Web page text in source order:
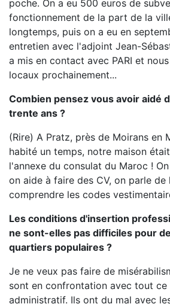
poche. On a eu 500 euros de
fonctionnement de la part de la
longtemps, puis on a eu en
entretien avec l'adjoint Jean-
a mis en contact avec PARI et
locaux prochainement...
Combien pensez vous avoir aidé
trente ans ?
(Rire) A Pratz, près de Moirans en
habité un temps, notre maison
l'annexe du consulat du Maroc !
on aide à faire des CV, on parle
comprendre les codes
Les conditions d'insertion
ne sont-elles pas difficiles pour
quartiers populaires ?
Je ne veux pas faire de
sont en confrontation avec tout ce
administratif. Ils ont du mal avec